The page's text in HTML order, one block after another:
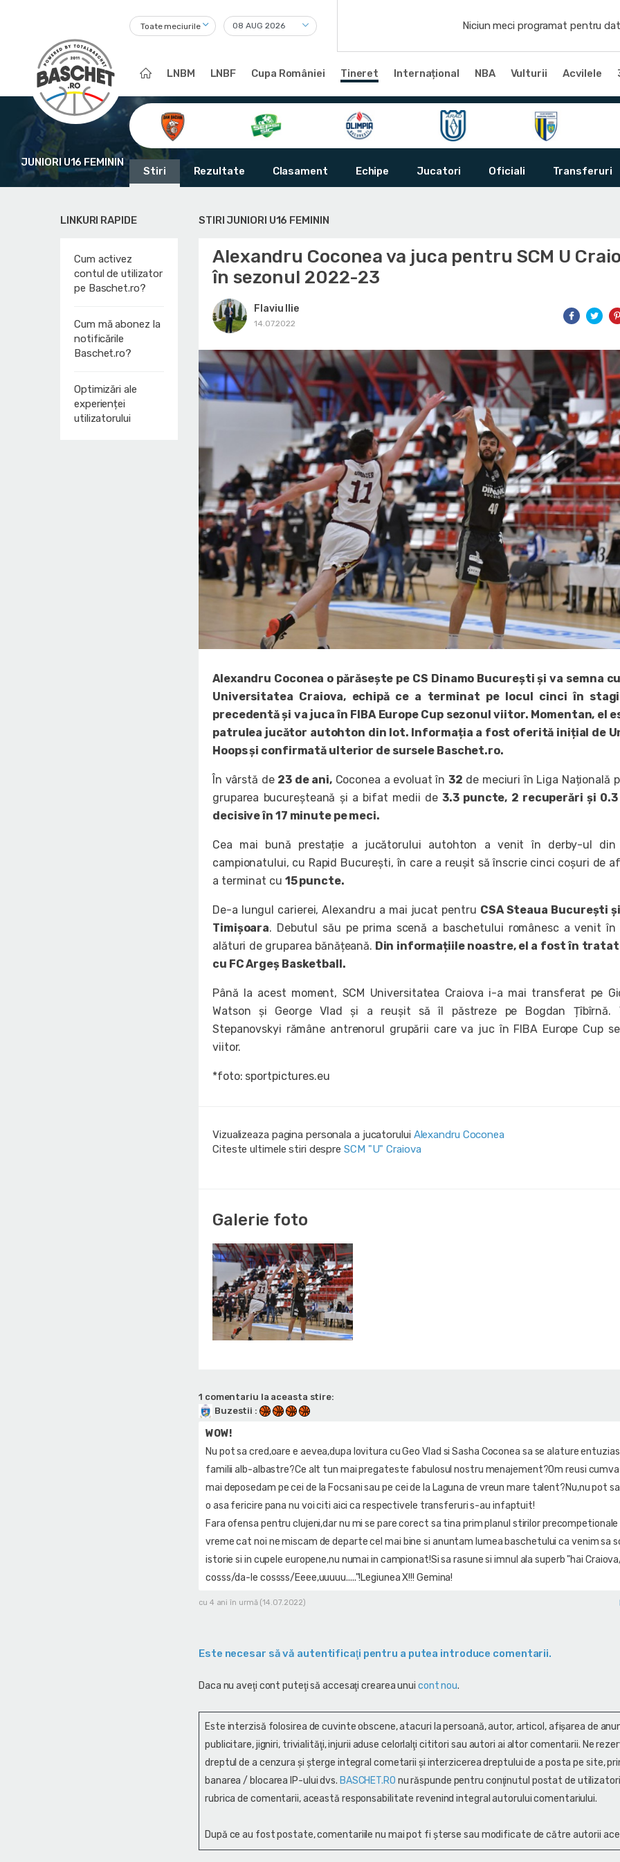
Toate meciurile Niciun meci programat pentru
LNBM LNBF Cupa României Tineret Internațional NBA Vulturii Acvilele
JUNIORI U16 FEMININ
Stiri Rezultate Clasament Echipe Jucatori Oficiali Transferuri
LINKURI RAPIDE
Cum activez
contul de utilizator
pe Baschet.ro?
Cum mă abonez la
notificările
Baschet.ro?
Optimizări ale
experienței
utilizatorului
STIRI JUNIORI U16 FEMININ
Alexandru Coconea va juca pentru SCM U
în sezonul 2022-23
Flaviu Ilie
14.07.2022
Alexandru Coconea o părăsește pe CS Dinamo București și va semna cu
Universitatea Craiova, echipă ce a terminat pe locul cinci în
precedentă și va juca în FIBA Europe Cup sezonul viitor. Momentan, el
patrulea jucător autohton din lot. Informația a fost oferită inițial de
Hoops și confirmată ulterior de sursele Baschet.ro.
În vârstă de 23 de ani,Coconea a evoluat în 32 de meciuri în Liga Națională
gruparea bucureșteană și a bifat medii de 3.3 puncte, 2 recuperări și 0.3
decisive în 17 minute pe meci.
Cea mai bună prestație a jucătorului autohton a venit în derby-ul din
campionatului, cu Rapid București, în care a reușit să înscrie cinci coșuri de
a terminat cu 15 puncte.
De-a lungul carierei, Alexandru a mai jucat pentru CSA Steaua București și
Timișoara. Debutul său pe prima scenă a baschetului românesc a venit în
alături de gruparea bănățeană. Din informațiile noastre, el a fost în
cu FC Argeș Basketball.
Până la acest moment, SCM Universitatea Craiova i-a mai transferat pe
Watson și George Vlad și a reușit să îl păstreze pe Bogdan Țîbîrnă.
Stepanovskyi rămâne antrenorul grupării care va juc în FIBA Europe Cup
viitor.
*foto: sportpictures.eu
Vizualizeaza pagina personala a jucatorului Alexandru Coconea
Citeste ultimele stiri despre SCM "U" Craiova
Galerie foto
1 comentariu la aceasta stire:
Buzestii :
WOW!
Nu pot sa cred,oare e aevea,dupa lovitura cu Geo Vlad si Sasha Coconea sa se alature
familii alb-albastre?Ce alt tun mai pregateste fabulosul nostru menajement?Om reusi
mai deposedam pe cei de la Focsani sau pe cei de la Laguna de vreun mare talent?Nu,nu pot
o asa fericire pana nu voi citi aici ca respectivele transferuri s-au infaptuit!
Fara ofensa pentru clujeni,dar nu mi se pare corect sa tina prim planul stirilor
vreme cat noi ne miscam de departe cel mai bine si anuntam lumea baschetului ca venim sa
istorie si in cupele europene,nu numai in campionat!Si sa rasune si imnul ala superb "hai
cosss/da-le cossss/Eeee,uuuuu....."!Legiunea X!!! Gemina!
cu 4 ani în urmă (14.07.2022)
Este necesar să vă autentificaţi pentru a putea introduce comentarii.
Daca nu aveţi cont puteţi să accesaţi crearea unui cont nou.
Este interzisă folosirea de cuvinte obscene, atacuri la persoană, autor, articol, afişarea de
publicitare, jigniri, trivialităţi, injurii aduse celorlalţi cititori sau autori ai altor comentarii. Ne
dreptul de a cenzura și şterge integral cometarii și interzicerea dreptului de a posta pe site,
banarea / blocarea IP-ului dvs. BASCHET.RO nu răspunde pentru conţinutul postat de
rubrica de comentarii, această responsabilitate revenind integral autorului comentariului.
După ce au fost postate, comentariile nu mai pot fi șterse sau modificate de către autorii